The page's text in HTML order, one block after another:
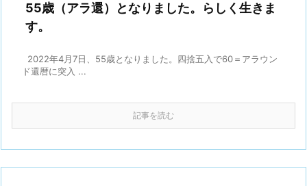
55歳（アラ還）となりました。らしく生きま
す。
2022年4月7日、55歳となりました。四捨五入で60＝アラウン
ド還暦に突入 ...
記事を読む